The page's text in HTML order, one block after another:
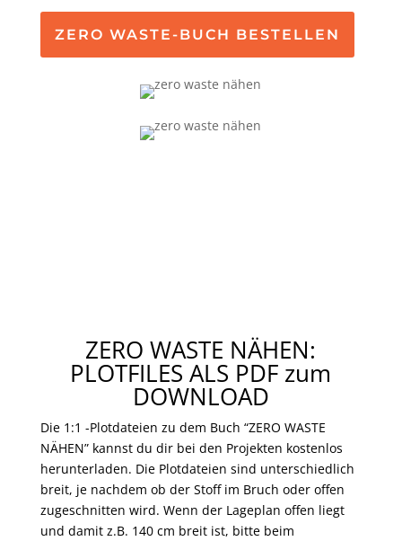
ZERO WASTE-BUCH BESTELLEN
ZERO WASTE NÄHEN:
PLOTFILES ALS PDF zum
DOWNLOAD
Die 1:1 -Plotdateien zu dem Buch “ZERO WASTE
NÄHEN” kannst du dir bei den Projekten kostenlos
herunterladen. Die Plotdateien sind unterschiedlich
breit, je nachdem ob der Stoff im Bruch oder offen
zugeschnitten wird. Wenn der Lageplan offen liegt
und damit z.B. 140 cm breit ist, bitte beim